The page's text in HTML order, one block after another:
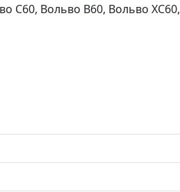
С60, Вольво В60, Вольво ХС60,